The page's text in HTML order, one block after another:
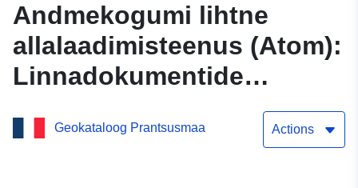
Andmekogumi lihtne
allalaadimisteenus (Atom):
Linnadokumentide
menetluste järelmeetmed
seoses Burgundia
Geokataloog Prantsusmaa Actions